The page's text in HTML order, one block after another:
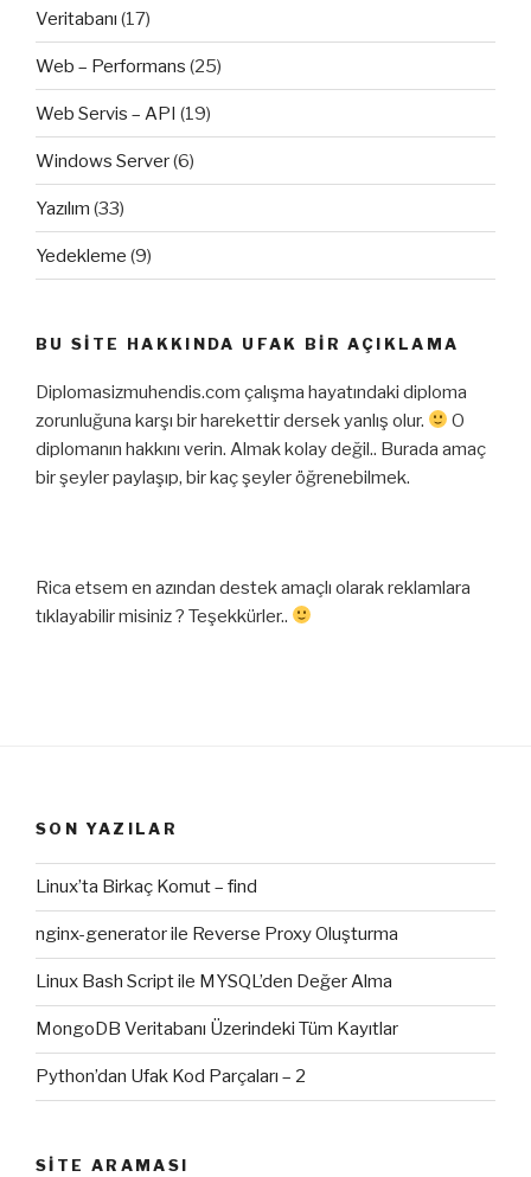
Veritabanı (17)
Web – Performans (25)
Web Servis – API (19)
Windows Server(6)
Yazılım (33)
Yedekleme (9)
BU SITE HAKKINDA UFAK BIR AÇIKLAMA
Diplomasizmuhendis.com çalışma hayatındaki diploma
zorunluğuna karşı bir harekettir dersek yanlış olur.
O
diplomanın hakkını verin. Almak kolay değil.. Burada amaç
bir şeyler paylaşıp, bir kaç şeyler öğrenebilmek.
Rica etsem en azından destek amaçlı olarak reklamlara
tıklayabilir misiniz ? Teşekkürler..
SON YAZILAR
Linux’ta Birkaç Komut – find
nginx-generator ile Reverse Proxy Oluşturma
Linux Bash Script ile MYSQL’den Değer Alma
MongoDB Veritabanı Üzerindeki Tüm Kayıtlar
Python’dan Ufak Kod Parçaları – 2
SITE ARAMASI